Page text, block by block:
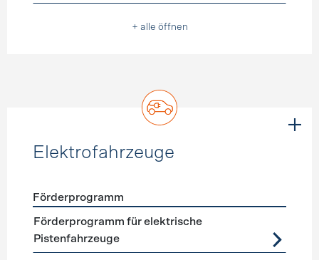
+ alle öffnen
Elektrofahrzeuge
Förderprogramme Elektrofahrzeuge
Förderprogramm
Förderprogramm für elektrische
Pistenfahrzeuge